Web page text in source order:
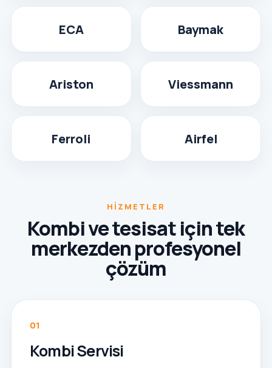
ECA Baymak
Ariston Viessmann
Ferroli Airfel
HIZMETLER
Kombi ve tesisat için tek
merkezden profesyonel
çözüm
01
Kombi Servisi